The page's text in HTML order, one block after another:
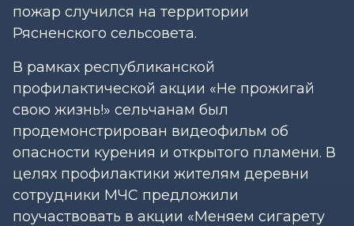
пожар случился на территории
Рясненского сельсовета.
В рамках республиканской
профилактической акции «Не прожигай
свою жизнь!» сельчанам был
продемонстрирован видеофильм об
опасности курения и открытого пламени. В
целях профилактики жителям деревни
сотрудники МЧС предложили
поучаствовать в акции «Меняем сигарету